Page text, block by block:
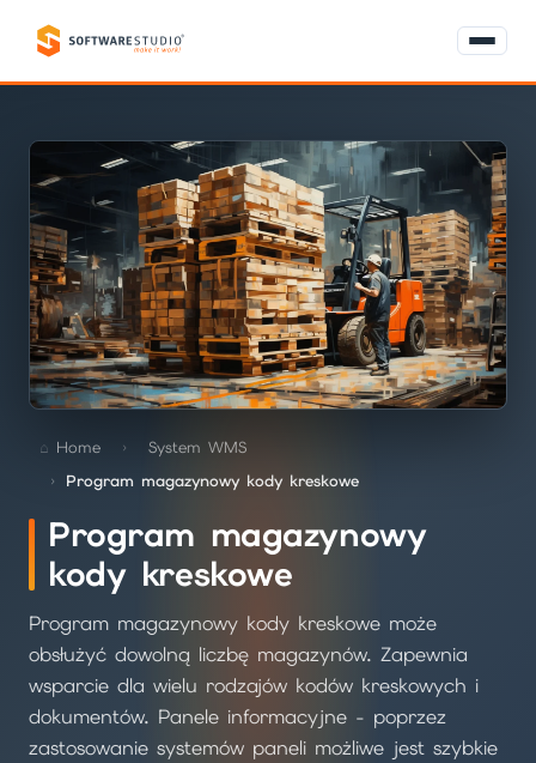
Home
System WMS
Program magazynowy kody kreskowe
Program magazynowy
kody kreskowe
Program magazynowy kody kreskowe może
obsłużyć dowolną liczbę magazynów. Zapewnia
wsparcie dla wielu rodzajów kodów kreskowych i
dokumentów. Panele informacyjne - poprzez
zastosowanie systemów paneli możliwe jest szybkie